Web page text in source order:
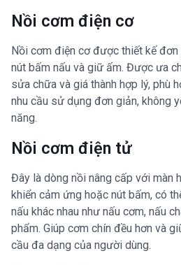
Nồi cơm điện cơ
Nồi cơm điện cơ được thiết kế
nút bấm nấu và giữ ấm. Được ưa
sửa chữa và giá thành hợp lý, phù
nhu cầu sử dụng đơn giản, không
năng.
Nồi cơm điện tử
Đây là dòng nồi nâng cấp với màn
khiển cảm ứng hoặc nút bấm, có
nấu khác nhau như nấu cơm, nấu
phẩm. Giúp cơm chín đều hơn và
cầu đa dạng của người dùng.